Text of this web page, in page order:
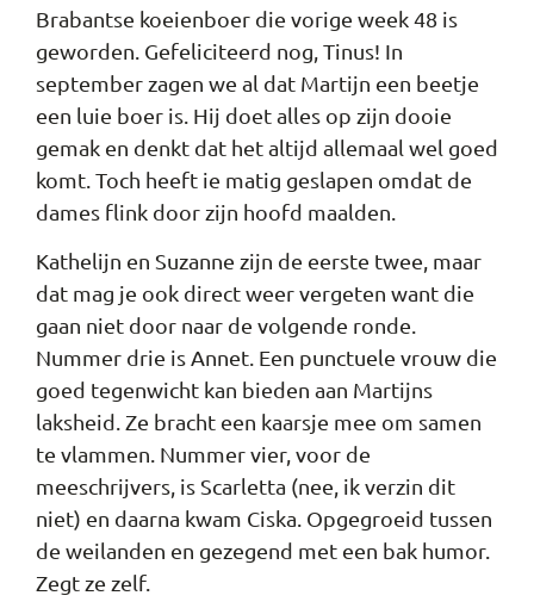
Brabantse koeienboer die vorige week 48 is
geworden. Gefeliciteerd nog, Tinus! In
september zagen we al dat Martijn een beetje
een luie boer is. Hij doet alles op zijn dooie
gemak en denkt dat het altijd allemaal wel goed
komt. Toch heeft ie matig geslapen omdat de
dames flink door zijn hoofd maalden.
Kathelijn en Suzanne zijn de eerste twee, maar
dat mag je ook direct weer vergeten want die
gaan niet door naar de volgende ronde.
Nummer drie is Annet. Een punctuele vrouw die
goed tegenwicht kan bieden aan Martijns
laksheid. Ze bracht een kaarsje mee om samen
te vlammen. Nummer vier, voor de
meeschrijvers, is Scarletta (nee, ik verzin dit
niet) en daarna kwam Ciska. Opgegroeid tussen
de weilanden en gezegend met een bak humor.
Zegt ze zelf.